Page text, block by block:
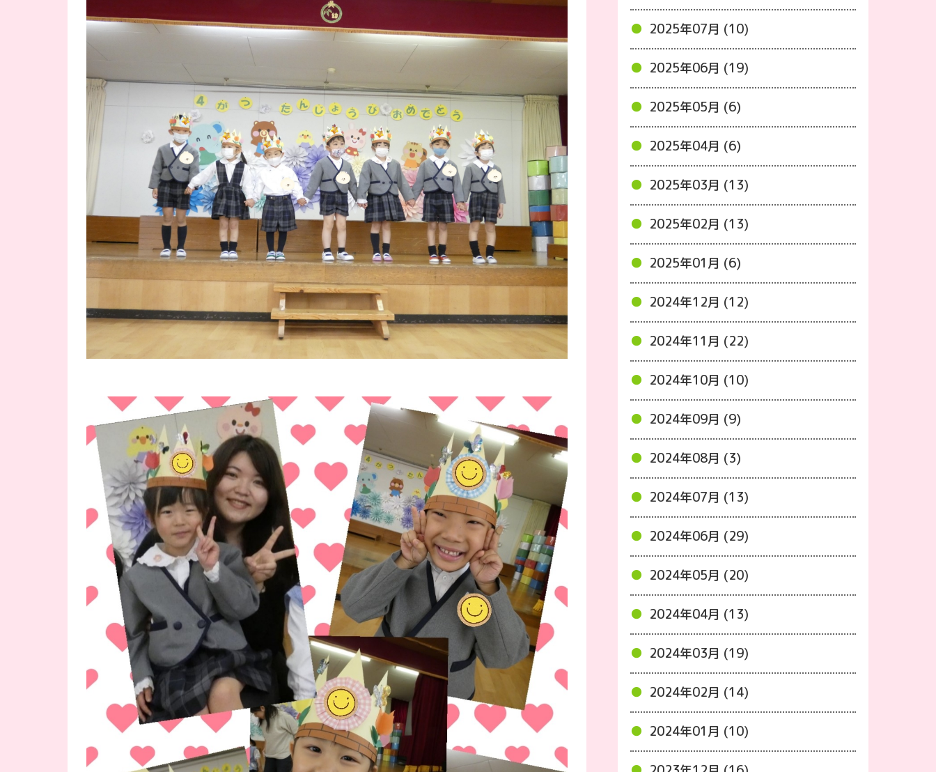
2025年07月 (10)
2025年06月 (19)
2025年05月 (6)
2025年04月 (6)
2025年03月 (13)
2025年02月 (13)
2025年01月 (6)
2024年12月 (12)
2024年11月 (22)
2024年10月 (10)
2024年09月 (9)
2024年08月 (3)
2024年07月 (13)
2024年06月 (29)
2024年05月 (20)
2024年04月 (13)
2024年03月 (19)
2024年02月 (14)
2024年01月 (10)